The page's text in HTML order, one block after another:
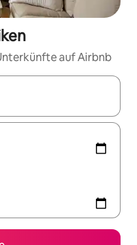
auf Airbnb
navigiere mit den